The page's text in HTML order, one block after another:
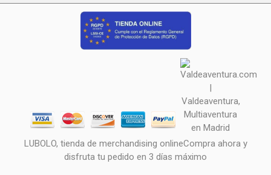
LUBOLO, tienda de merchandising onlineCompra ahora y
disfruta tu pedido en 3 días máximo